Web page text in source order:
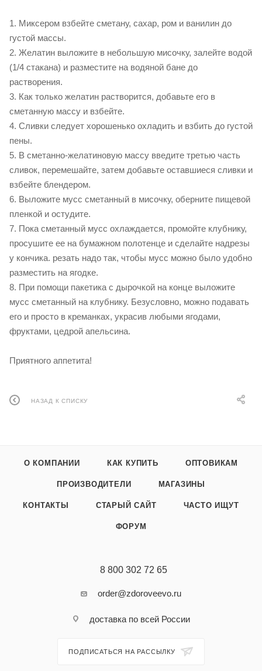
1. Миксером взбейте сметану, сахар, ром и ванилин до
густой массы.
2. Желатин выложите в небольшую мисочку, залейте водой
(1/4 стакана) и разместите на водяной бане до
растворения.
3. Как только желатин растворится, добавьте его в
сметанную массу и взбейте.
4. Сливки следует хорошенько охладить и взбить до густой
пены.
5. В сметанно-желатиновую массу введите третью часть
сливок, перемешайте, затем добавьте оставшиеся сливки и
взбейте блендером.
6. Выложите мусс сметанный в мисочку, оберните пищевой
пленкой и остудите.
7. Пока сметанный мусс охлаждается, промойте клубнику,
просушите ее на бумажном полотенце и сделайте надрезы
у кончика. резать надо так, чтобы мусс можно было удобно
разместить на ягодке.
8. При помощи пакетика с дырочкой на конце выложите
мусс сметанный на клубнику. Безусловно, можно подавать
его и просто в креманках, украсив любыми ягодами,
фруктами, цедрой апельсина.
Приятного аппетита!
НАЗАД К СПИСКУ
О КОМПАНИИ КАК КУПИТЬ ОПТОВИКАМ
ПРОИЗВОДИТЕЛИ МАГАЗИНЫ
КОНТАКТЫ СТАРЫЙ САЙТ ЧАСТО ИЩУТ
ФОРУМ
8 800 302 72 65
order@zdoroveevo.ru
доставка по всей России
ПОДПИСАТЬСЯ НА РАССЫЛКУ